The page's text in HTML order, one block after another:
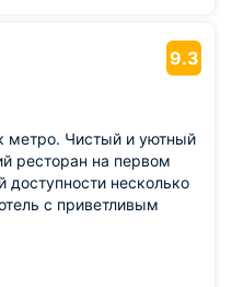
9.3
метро. Чистый и уютный
ресторан на первом
доступности несколько
с приветливым